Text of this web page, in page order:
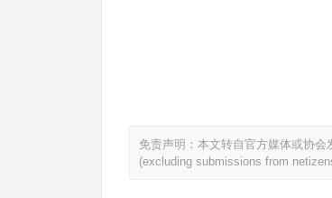
免责声明：本文转自官方媒体或协
(excluding submissions from